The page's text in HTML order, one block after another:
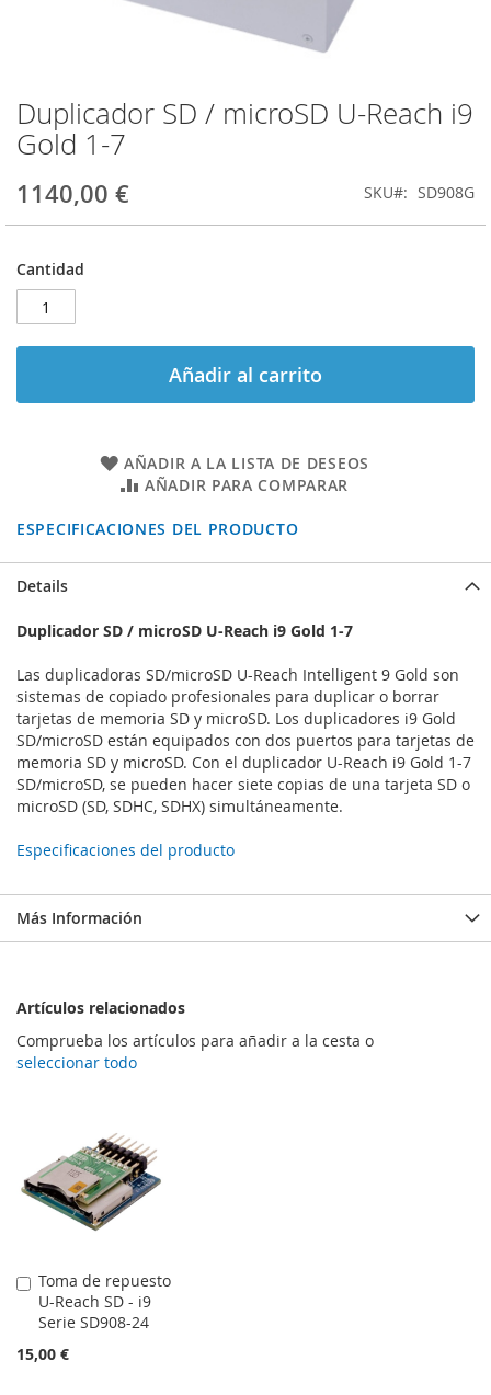
Duplicador SD / microSD U-Reach i9
Gold 1-7
1140,00 € SKU SD908G
Cantidad
Añadir al carrito
AÑADIR A LA LISTA DE DESEOS
AÑADIR PARA COMPARAR
ESPECIFICACIONES DEL PRODUCTO
Saltar
al
comienzo
la
imágenes
Details
Duplicador SD / microSD U-Reach i9 Gold 1-7
Las duplicadoras SD/microSD U-Reach Intelligent 9 Gold son
sistemas de copiado profesionales para duplicar o borrar
tarjetas de memoria SD y microSD. Los duplicadores i9 Gold
SD/microSD están equipados con dos puertos para tarjetas de
memoria SD y microSD. Con el duplicador U-Reach i9 Gold 1-7
SD/microSD, se pueden hacer siete copias de una tarjeta SD o
microSD (SD, SDHC, SDHX) simultáneamente.
Especificaciones del producto
Más Información
Artículos relacionados
Comprueba los artículos para añadir a la cesta o
seleccionar todo
Toma de repuesto
U-Reach SD - i9
Serie SD908-24
15,00 €
Añadir
al
carrito